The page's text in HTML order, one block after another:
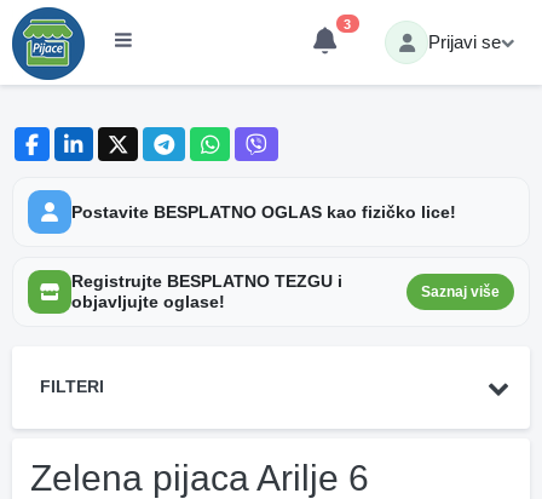
3
Prijavi se
Postavite BESPLATNO OGLAS kao fizičko lice!
Registrujte BESPLATNO TEZGU i
objavljujte oglase!
Saznaj više
FILTERI
Zelena pijaca Arilje 6